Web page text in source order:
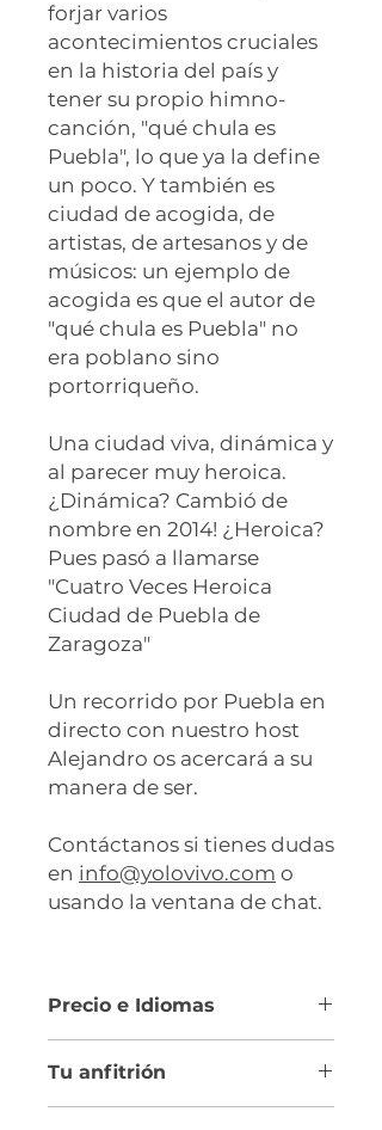
forjar varios
acontecimientos cruciales
en la historia del país y
tener su propio himno-
canción, "qué chula es
Puebla", lo que ya la define
un poco. Y también es
ciudad de acogida, de
artistas, de artesanos y de
músicos: un ejemplo de
acogida es que el autor de
"qué chula es Puebla" no
era poblano sino
portorriqueño.
Una ciudad viva, dinámica y
al parecer muy heroica.
¿Dinámica? Cambió de
nombre en 2014! ¿Heroica?
Pues pasó a llamarse
"Cuatro Veces Heroica
Ciudad de Puebla de
Zaragoza"
Un recorrido por Puebla en
directo con nuestro host
Alejandro os acercará a su
manera de ser.
Contáctanos si tienes dudas
en info@yolovivo.com o
usando la ventana de chat.
Precio e Idiomas
Hasta 30 participantes. Para
grupos más grandes, contáctanos
Tu anfitrión